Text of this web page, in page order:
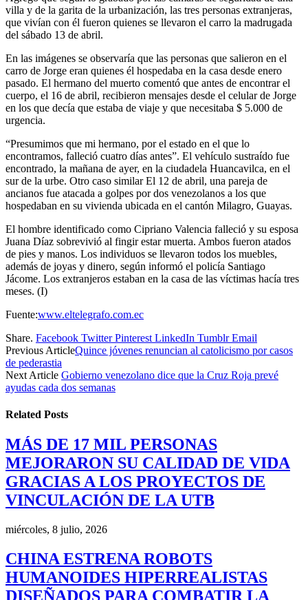
villa y de la garita de la urbanización, las tres personas extranjeras,
que vivían con él fueron quienes se llevaron el carro la madrugada
del sábado 13 de abril.
En las imágenes se observaría que las personas que salieron en el
carro de Jorge eran quienes él hospedaba en la casa desde enero
pasado. El hermano del muerto comentó que antes de encontrar el
cuerpo, el 16 de abril, recibieron mensajes desde el celular de Jorge
en los que decía que estaba de viaje y que necesitaba $ 5.000 de
urgencia.
“Presumimos que mi hermano, por el estado en el que lo
encontramos, falleció cuatro días antes”. El vehículo sustraído fue
encontrado, la mañana de ayer, en la ciudadela Huancavilca, en el
sur de la urbe. Otro caso similar El 12 de abril, una pareja de
ancianos fue atacada a golpes por dos venezolanos a los que
hospedaban en su vivienda ubicada en el cantón Milagro, Guayas.
El hombre identificado como Cipriano Valencia falleció y su esposa
Juana Díaz sobrevivió al fingir estar muerta. Ambos fueron atados
de pies y manos. Los individuos se llevaron todos los muebles,
además de joyas y dinero, según informó el policía Santiago
Jácome. Los extranjeros estaban en la casa de las víctimas hacía tres
meses. (I)
Fuente:www.eltelegrafo.com.ec
Share. Facebook Twitter Pinterest LinkedIn Tumblr Email
Previous ArticleQuince jóvenes renuncian al catolicismo por casos
de pederastia
Next Article Gobierno venezolano dice que la Cruz Roja prevé
ayudas cada dos semanas
Related Posts
MÁS DE 17 MIL PERSONAS
MEJORARON SU CALIDAD DE VIDA
GRACIAS A LOS PROYECTOS DE
VINCULACIÓN DE LA UTB
miércoles, 8 julio, 2026
CHINA ESTRENA ROBOTS
HUMANOIDES HIPERREALISTAS
DISEÑADOS PARA COMBATIR LA